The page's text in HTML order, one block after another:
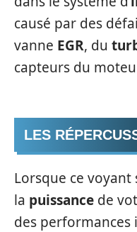
causé par des
vanne EGR, du
capteurs du
LES
Lorsque ce voyant
la puissance de
des performances